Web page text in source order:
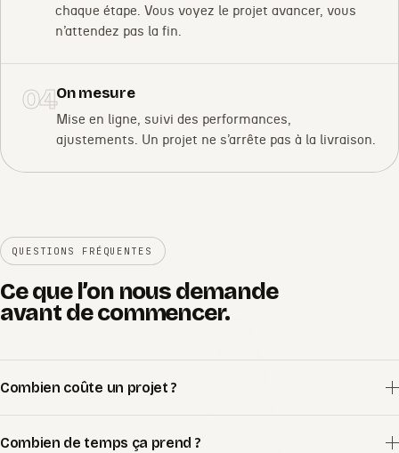
chaque étape. Vous voyez le projet avancer, vous
n’attendez pas la fin.
04On mesure
Mise en ligne, suivi des performances,
ajustements. Un projet ne s’arrête pas à la livraison.
QUESTIONS FRÉQUENTES
Ce que l’on nous demande
avant de commencer.
Combien coûte un projet ?
Combien de temps ça prend ?